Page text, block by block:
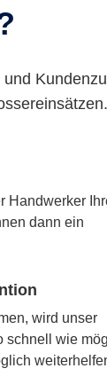
Handwerker
dann ein
wird unser
schnell wie